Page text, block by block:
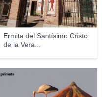
Ermita del Santísimo Cristo
de la Vera...
primete